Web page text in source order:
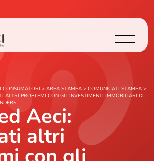
CONSUMATORI > AREA STAMPA > COMUNICATI STAMPA >
ALTRI PROBLEMI CON GLI INVESTIMENTI IMMOBILIARI DI
Aeci:
altri